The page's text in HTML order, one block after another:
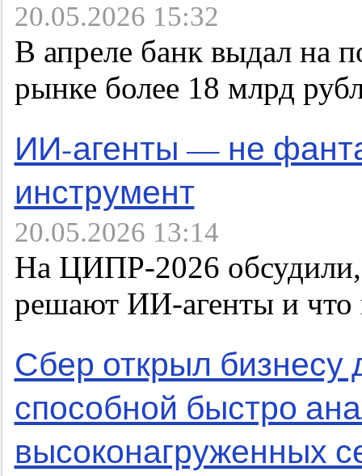
20.05.2026 15:32
В апреле банк выдал на
рынке более 18 млрд
ИИ-агенты — не
инструмент
20.05.2026 13:14
На ЦИПР-2026 обсудили,
решают ИИ-агенты и что
Сбер открыл бизнесу
способной быстро
высоконагруженных